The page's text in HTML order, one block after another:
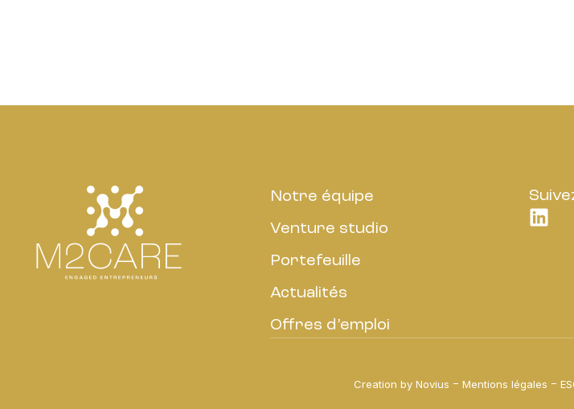
Notre équipe
Venture studio
Portefeuille
Actualités
Offres d’emploi
Creation by Novius Mentions légales